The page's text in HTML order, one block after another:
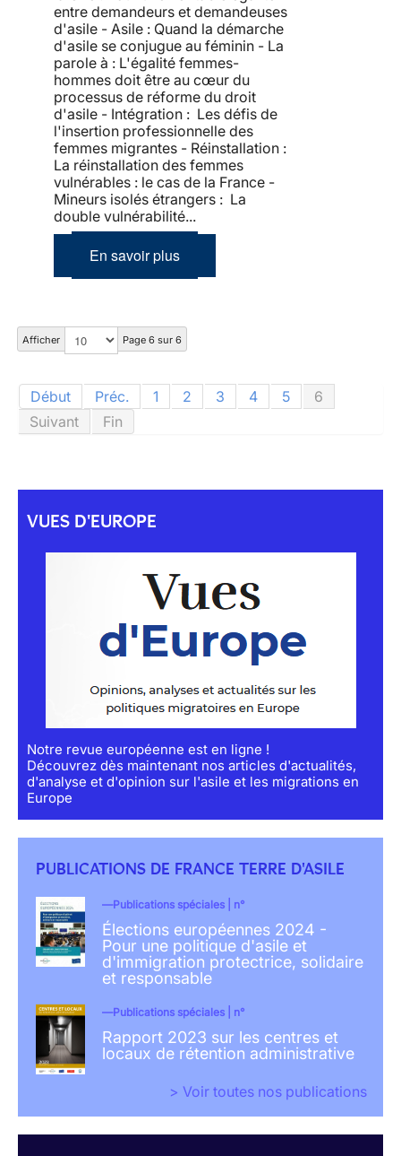
entre demandeurs et demandeuses
d'asile - Asile : Quand la démarche
d'asile se conjugue au féminin - La
parole à : L'égalité femmes-
hommes doit être au cœur du
processus de réforme du droit
d'asile - Intégration : Les défis de
l'insertion professionnelle des
femmes migrantes - Réinstallation :
La réinstallation des femmes
vulnérables : le cas de la France -
Mineurs isolés étrangers : La
double vulnérabilité...
En savoir plus
Afficher Page 6 sur 6
Début Préc. 1 2 3 4 5
6
Suivant
Fin
VUES D'EUROPE
Notre revue européenne est en ligne !
Découvrez dès maintenant nos articles d'actualités,
d'analyse et d'opinion sur l'asile et les migrations en
Europe
PUBLICATIONS DE FRANCE TERRE D'ASILE
Publications spéciales | n°
Élections européennes 2024 -
Pour une politique d'asile et
d'immigration protectrice, solidaire
et responsable
Publications spéciales | n°
Rapport 2023 sur les centres et
locaux de rétention administrative
> Voir toutes nos publications